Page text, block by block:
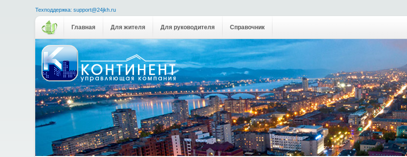
Техподдержка: support@24jkh.ru
Главная Для жителя Для руководителя Справочник